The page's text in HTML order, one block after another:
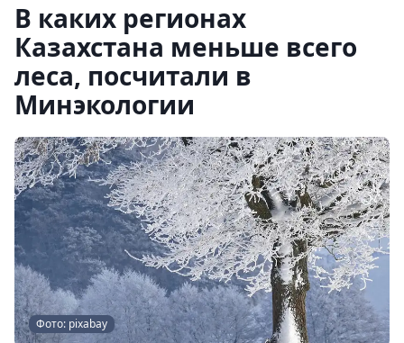
В каких регионах
Казахстана меньше всего
леса, посчитали в
Минэкологии
Фото: pixabay